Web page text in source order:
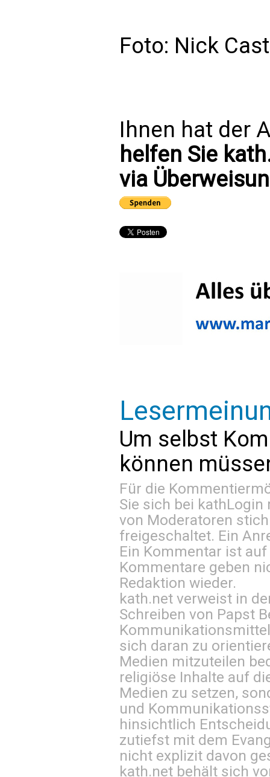
Foto: Nick
Ihnen hat der
helfen Sie
via
Um selbst
können
Für die
Sie sich bei kathLogin
von Moderatoren
freigeschaltet. Ein
Ein Kommentar ist
Kommentare geben
Redaktion wieder.
kath.net verweist in
Schreiben von Papst
sich daran zu
Medien mitzuteilen
religiöse Inhalte auf
Medien zu setzen,
und
hinsichtlich
zutiefst mit dem
nicht explizit davon
kath.net behält sich